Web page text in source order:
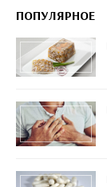
ПОПУЛЯРНОЕ